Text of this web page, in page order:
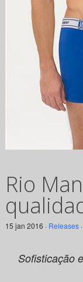
Rio
15 jan 2016 · Releases·
Sofisticação